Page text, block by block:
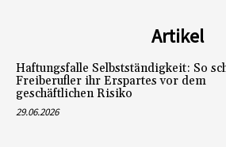
Artikel
Haftungsfalle Selbstständigkeit: So
Freiberufler ihr Erspartes vor dem
geschäftlichen Risiko
29.06.2026